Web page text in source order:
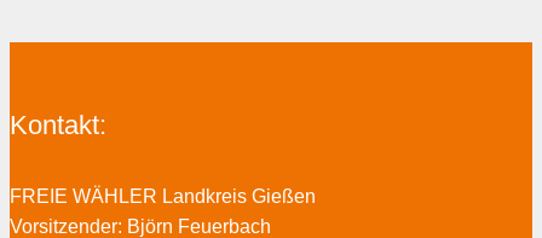
Kontakt:
FREIE WÄHLER Landkreis Gießen
Vorsitzender: Björn Feuerbach